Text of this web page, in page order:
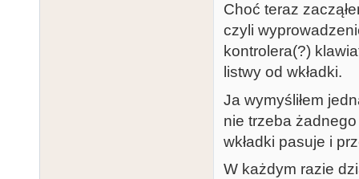
Choć teraz
czyli
kontrolera(?)
listwy od wkładki.
Ja wymyśliłem
nie trzeba
wkładki pasuje i
W każdym razie